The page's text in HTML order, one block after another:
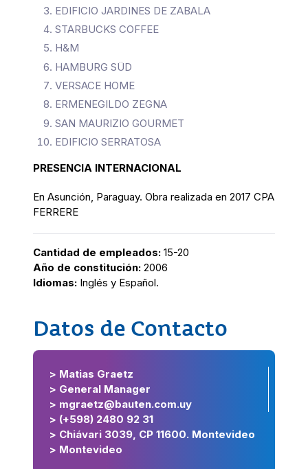
EDIFICIO JARDINES DE ZABALA
STARBUCKS COFFEE
H&M
HAMBURG SÜD
VERSACE HOME
ERMENEGILDO ZEGNA
SAN MAURIZIO GOURMET
EDIFICIO SERRATOSA
PRESENCIA INTERNACIONAL
En Asunción, Paraguay. Obra realizada en 2017 CPA
FERRERE
Cantidad de empleados: 15-20
Año de constitución: 2006
Idiomas: Inglés y Español.
Datos de Contacto
> Matias Graetz
> General Manager
> mgraetz@bauten.com.uy
> (+598) 2480 92 31
> Chiávari 3039, CP 11600. Montevideo
> Montevideo